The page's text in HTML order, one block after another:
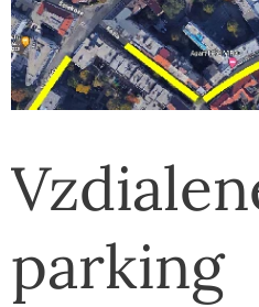
parking